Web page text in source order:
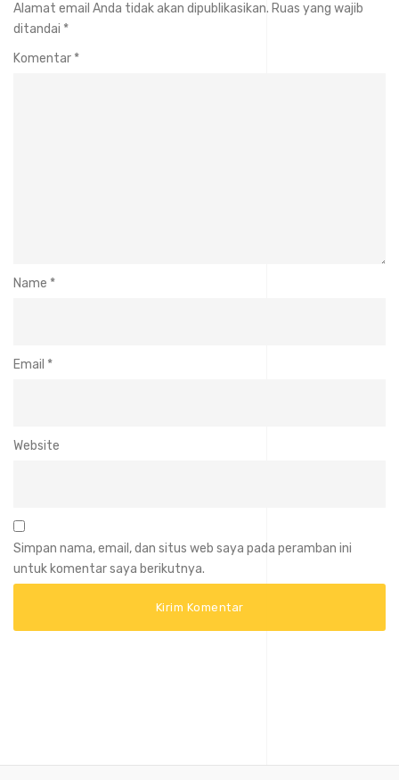
Alamat email Anda tidak akan dipublikasikan. Ruas yang wajib
ditandai *
Komentar *
Name *
Email *
Website
Simpan nama, email, dan situs web saya pada peramban ini
untuk komentar saya berikutnya.